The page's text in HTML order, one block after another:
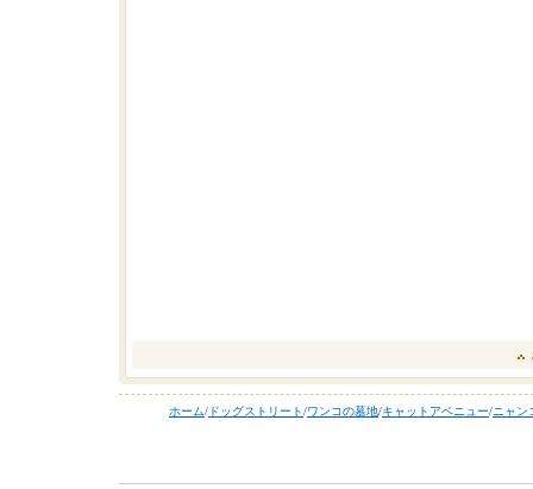
ホーム/ ドッグストリート/ワンコの墓地/キャットアベニュー/ニャン